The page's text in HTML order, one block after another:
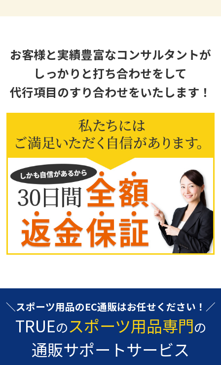
お客様と実績豊富なコンサルタントが
しっかりと打ち合わせをして
代行項目のすり合わせをいたします！
＼スポーツ用品のEC通販はお任せください！／
TRUEのスポーツ用品専門の
通販サポートサービス